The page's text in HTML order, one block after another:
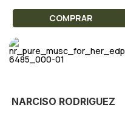
COMPRAR
NARCISO RODRIGUEZ